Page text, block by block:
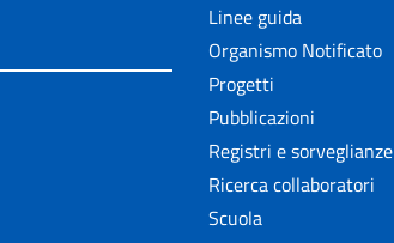
Linee guida
Organismo Notificato
Progetti
Pubblicazioni
Registri e sorveglianze
Ricerca collaboratori
Scuola